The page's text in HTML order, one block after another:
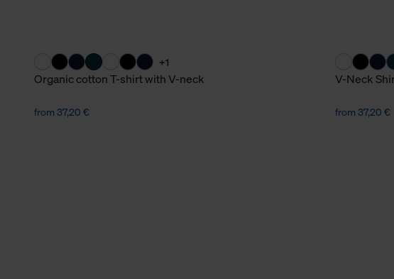
+1
Organic cotton T-shirt with V-neck
from 37,20 €
V-Neck
from 37,20 €